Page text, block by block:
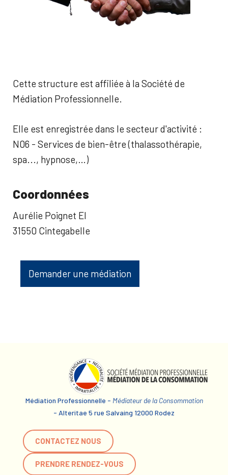
Cette structure est affiliée à la Société de
Médiation Professionnelle.
Elle est enregistrée dans le secteur d'activité :
N06 - Services de bien-être (thalassothérapie,
spa..., hypnose,…)
Coordonnées
Aurélie Poignet EI
31550 Cintegabelle
Demander une médiation
Médiation Professionnelle - Médiateur de la Consommation
- Alteritae 5 rue Salvaing 12000 Rodez
CONTACTEZ NOUS
PRENDRE RENDEZ-VOUS